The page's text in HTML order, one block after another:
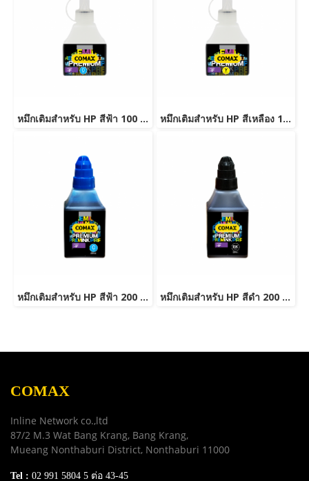
หมึกเติมสำหรับ HP สีฟ้า 100 ml. โคแมกซ์ หมึกเติมสำหรับ HP สีเหลือง 100 ml. โคแมกซ์
หมึกเติมสำหรับ HP สีฟ้า 200 ml. โคแมกซ์ หมึกเติมสำหรับ HP สีดำ 200 ml. โคแมกซ์
COMAX
Inline Network co.,ltd
87/2 M.3 Wat Bang Krang, Bang Krang,
Mueang Nonthaburi District, Nonthaburi 11000
Tel : 02 991 5804 5 ต่อ 43-45